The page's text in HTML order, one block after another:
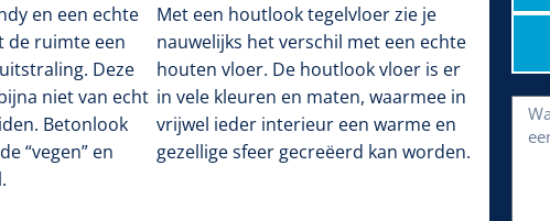
en een echte
de ruimte een
Deze
niet van echt
Betonlook
“vegen” en
Met een houtlook tegelvloer zie je
nauwelijks het verschil met een echte
houten vloer. De houtlook vloer is er
in vele kleuren en maten, waarmee in
vrijwel ieder interieur een warme en
gezellige sfeer gecreëerd kan worden.